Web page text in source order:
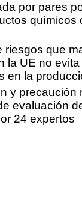
por pares
químicos
riesgos que
la UE no
en la
y precaución
evaluación
24 expertos